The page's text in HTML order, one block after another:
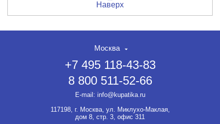
Наверх
Москва
+7 495 118-43-83
8 800 511-52-66
E-mail: info@kupatika.ru
117198, г. Москва, ул. Миклухо-Маклая,
дом 8, стр. 3, офис 311